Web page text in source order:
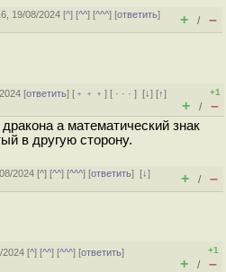
19/08/2024 [^] [^^] [^^^] [ответить]
+ / –
[ответить] [ ﹢﹢﹢] [ · · ·][↓] [↑]
+1
+ / –
а математический знак
в другую сторону.
2024 [^] [^^] [^^^] [ответить][↓]
+ / –
2024 [^] [^^] [^^^] [ответить]
+1
+ / –